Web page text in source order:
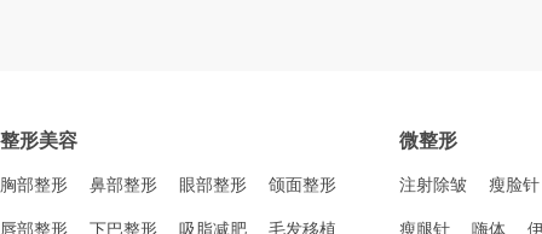
整形美容
胸部整形 鼻部整形 眼部整形 颌面整形
唇部整形 下巴整形 吸脂减肥 毛发移植
微整形
注射除皱 瘦脸针
瘦腿针 嗨体